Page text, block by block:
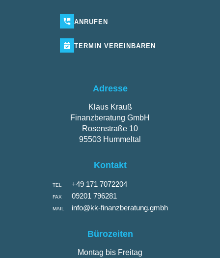
ANRUFEN
TERMIN VEREINBAREN
Adresse
Klaus Krauß
Finanzberatung GmbH
Rosenstraße 10
95503 Hummeltal
Kontakt
TEL +49 171 7072204
FAX 09201 796281
MAIL info@kk-finanzberatung.gmbh
Bürozeiten
Montag bis Freitag